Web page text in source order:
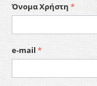
Όνομα Χρήστη
e-mail